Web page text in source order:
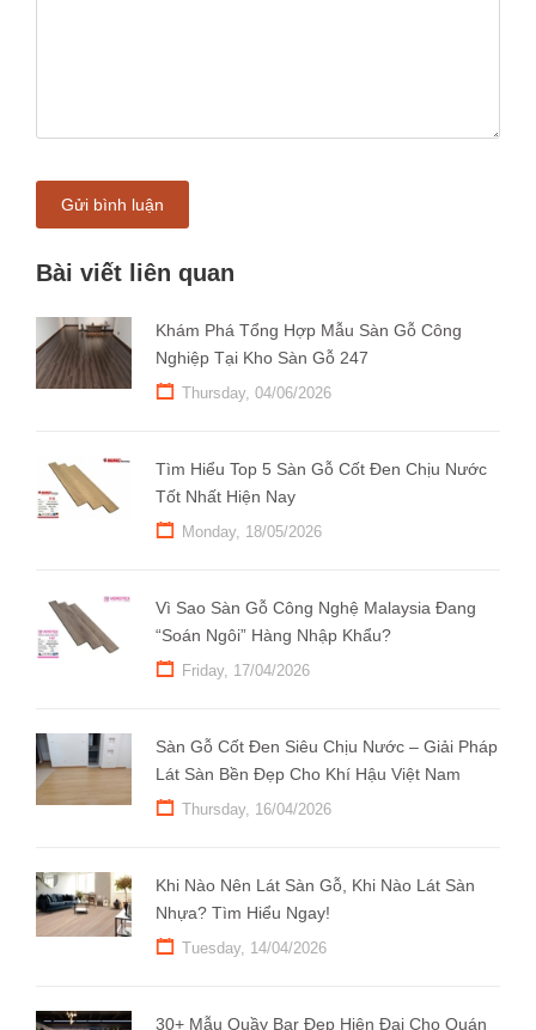
Gửi bình luận
Bài viết liên quan
Khám Phá Tổng Hợp Mẫu Sàn Gỗ Công
Nghiệp Tại Kho Sàn Gỗ 247
Thursday, 04/06/2026
Tìm Hiểu Top 5 Sàn Gỗ Cốt Đen Chịu Nước
Tốt Nhất Hiện Nay
Monday, 18/05/2026
Vì Sao Sàn Gỗ Công Nghệ Malaysia Đang
“Soán Ngôi” Hàng Nhập Khẩu?
Friday, 17/04/2026
Sàn Gỗ Cốt Đen Siêu Chịu Nước – Giải Pháp
Lát Sàn Bền Đẹp Cho Khí Hậu Việt Nam
Thursday, 16/04/2026
Khi Nào Nên Lát Sàn Gỗ, Khi Nào Lát Sàn
Nhựa? Tìm Hiểu Ngay!
Tuesday, 14/04/2026
30+ Mẫu Quầy Bar Đẹp Hiện Đại Cho Quán